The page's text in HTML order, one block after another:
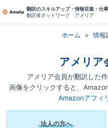
翻訳のスキルアップ・情報収集・仕
翻訳者ネットワーク アメリア
ホーム 情報
アメリア
アメリア会員が翻訳した
画像をクリックすると、
Amazonアフィ
法人の方へ